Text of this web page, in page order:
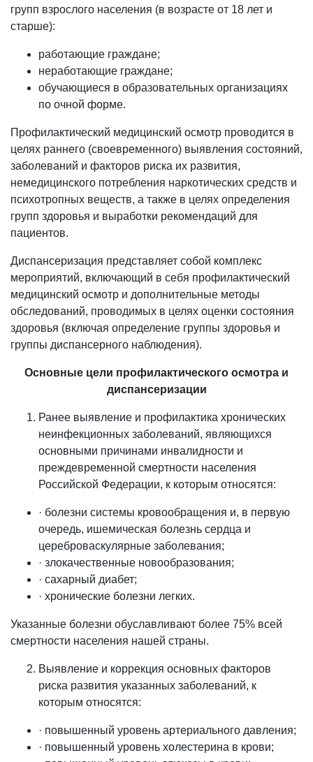
групп взрослого населения (в возрасте от 18 лет и
старше):
работающие граждане;
неработающие граждане;
обучающиеся в образовательных организациях
по очной форме.
Профилактический медицинский осмотр проводится в
целях раннего (своевременного) выявления состояний,
заболеваний и факторов риска их развития,
немедицинского потребления наркотических средств и
психотропных веществ, а также в целях определения
групп здоровья и выработки рекомендаций для
пациентов.
Диспансеризация представляет собой комплекс
мероприятий, включающий в себя профилактический
медицинский осмотр и дополнительные методы
обследований, проводимых в целях оценки состояния
здоровья (включая определение группы здоровья и
группы диспансерного наблюдения).
Основные цели профилактического осмотра и
диспансеризации
Ранее выявление и профилактика хронических
неинфекционных заболеваний, являющихся
основными причинами инвалидности и
преждевременной смертности населения
Российской Федерации, к которым относятся:
· болезни системы кровообращения и, в первую
очередь, ишемическая болезнь сердца и
цереброваскулярные заболевания;
· злокачественные новообразования;
· сахарный диабет;
· хронические болезни легких.
Указанные болезни обуславливают более 75% всей
смертности населения нашей страны.
Выявление и коррекция основных факторов
риска развития указанных заболеваний, к
которым относятся:
· повышенный уровень артериального давления;
· повышенный уровень холестерина в крови;